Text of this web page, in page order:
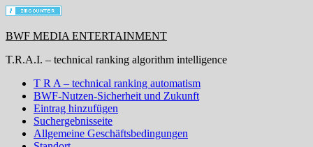
BWF MEDIA ENTERTAINMENT
T.R.A.I. – technical ranking algorithm intelligence
T R A – technical ranking automatism
BWF-Nutzen-Sicherheit und Zukunft
Eintrag hinzufügen
Suchergebnisseite
Allgemeine Geschäftsbedingungen